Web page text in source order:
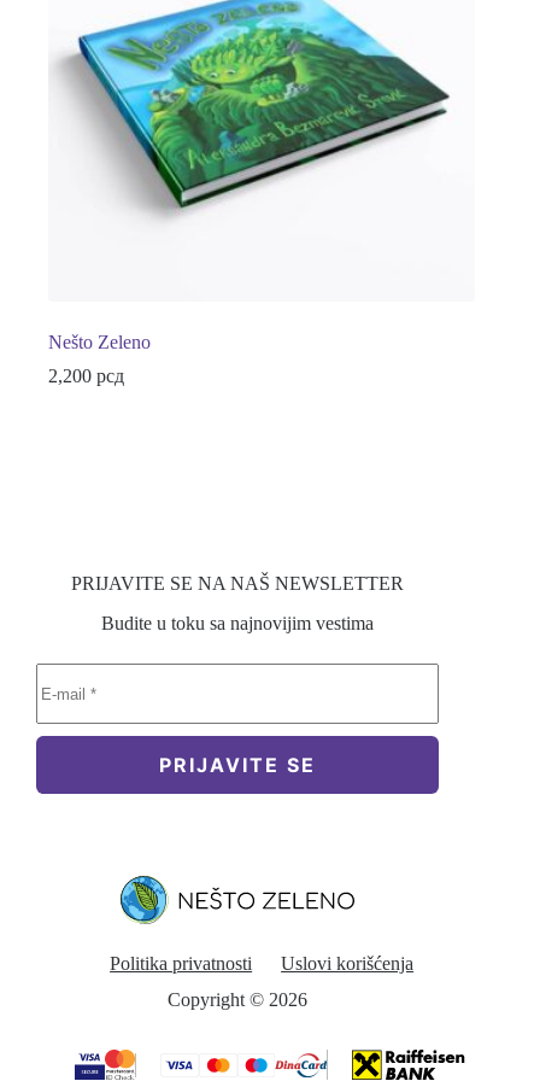
Nešto Zeleno
2,200 рсд
PRIJAVITE SE NA NAŠ NEWSLETTER
Budite u toku sa najnovijim vestima
PRIJAVITE SE
Politika privatnosti
Uslovi korišćenja
Copyright © 2026